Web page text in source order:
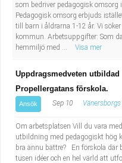
Socialt arbete
Säkerhetsarbete
Tekniskt arbete
Transport
Fastighetsskötare
Informatör/
Brevbärare
Sjuksköterska,
Kock, storhushåll
Undersköterska,
som bedriver pedagogisk
Pedagogisk omsorg erbjuds
till barn i åldrarna 1-12 år. Vi
kommun. Arbetsuppgifter: Som
hemmiljö med ...
Visa mer
Uppdragsmedveten utbildad
Propellergatans förskola.
Ansök Sep 10
Om arbetsplatsen Vill du vara
utbildning med pedagogiskt hög
bra ännu bättre? En förskola där
tusen idéer och en hel värld att